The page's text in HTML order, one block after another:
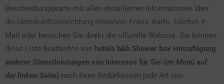
Beschreibungskarte mit allen detaillierten Informationen über
die Unterkunftseinrichtung einsehen: Fotos, Karte, Telefon, E-
Mail oder besuchen Sie direkt die offizielle Website. Sie können
diese Liste bearbeiten von hotels b&b Shower box Hinzufügung
anderer Dienstleistungen von Interesse für Sie (im Menü auf
der linken Seite) nach Ihren Bedürfnissen jede Art von